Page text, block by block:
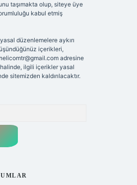
taşımakta olup, siteye üye
kabul etmiş
düzenlemelere aykırı
içerikleri,
adresine
ilgili içerikler yasal
sitemizden kaldırılacaktır.